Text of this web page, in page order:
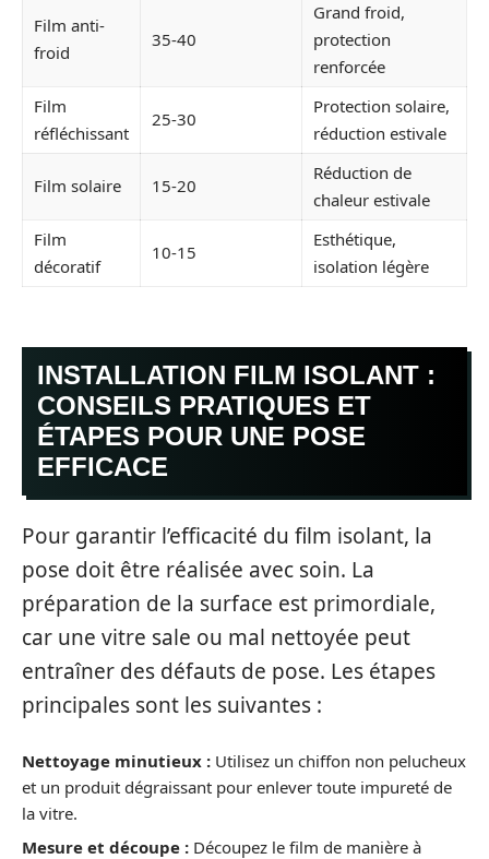
Film anti-
froid
35-40
Grand froid,
protection
renforcée
Film
réfléchissant
25-30
Protection solaire,
réduction estivale
Film solaire 15-20
Réduction de
chaleur estivale
Film
décoratif
10-15
Esthétique,
isolation légère
INSTALLATION FILM ISOLANT :
CONSEILS PRATIQUES ET
ÉTAPES POUR UNE POSE
EFFICACE
Pour garantir l’efficacité du film isolant, la
pose doit être réalisée avec soin. La
préparation de la surface est primordiale,
car une vitre sale ou mal nettoyée peut
entraîner des défauts de pose. Les étapes
principales sont les suivantes :
Nettoyage minutieux : Utilisez un chiffon non pelucheux
et un produit dégraissant pour enlever toute impureté de
la vitre.
Mesure et découpe : Découpez le film de manière à